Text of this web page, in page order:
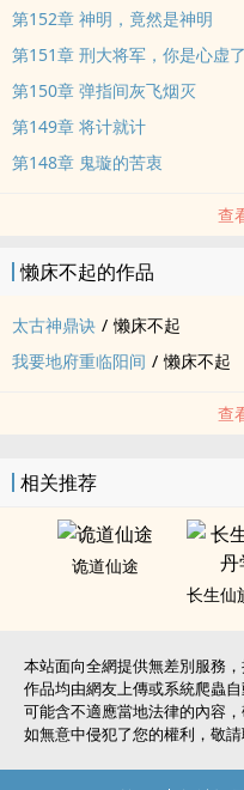
秉承阴间气运，得地府系统。
建地府，设十殿，立轮回，监察
“我儿阳寿未尽，为何勾他魂魄
“私自更改生死簿，扣除所有阳
“我乃大周太子，谁敢勾我魂魄？
第152章 神明，竟然是神明
第151章 刑大将军，你是心虚
第150章 弹指间灰飞烟灭
第149章 将计就计
第148章 鬼璇的苦衷
查
懒床不起的作品
太古神鼎诀 / 懒床不起
我要地府重临阳间 / 懒床不起
查
相关推荐
诡道仙途
本站面向全網提供無差別服務，
作品均由網友上傳或系統爬蟲自
可能含不適應當地法律的內容，
如無意中侵犯了您的權利，敬請